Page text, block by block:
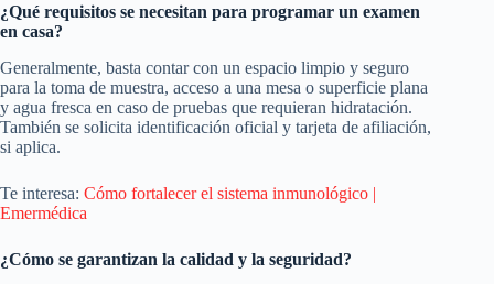
¿Qué requisitos se necesitan para programar un examen
en casa?
Generalmente, basta contar con un espacio limpio y seguro
para la toma de muestra, acceso a una mesa o superficie plana
y agua fresca en caso de pruebas que requieran hidratación.
También se solicita identificación oficial y tarjeta de afiliación,
si aplica.
Te interesa: Cómo fortalecer el sistema inmunológico |
Emermédica
¿Cómo se garantizan la calidad y la seguridad?